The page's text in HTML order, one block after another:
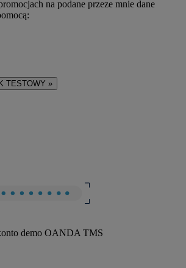
na podane przeze mnie dane
TESTOWY »
demo OANDA TMS